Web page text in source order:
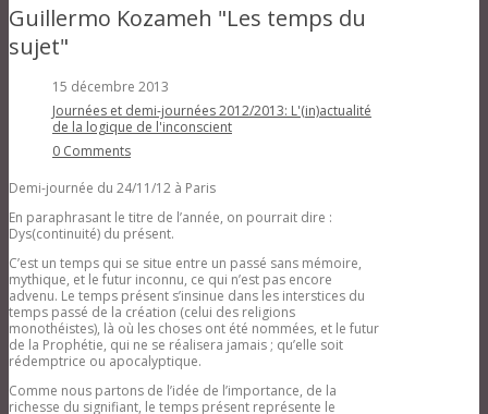
Évènements
Congrès annuel
Présentiel et zoom
Paris Congrès bilingue: « Que croire?
»- 5 et 6 octobre 2024- Présentiel et
octobre 2023
Séminaires de psychanalyse à Paris
Demi-journées Paris et région
Demi journée d’étude – Samedi 18
janvier 2025 – Les conceptions
modernes de l’évitement du manque
chez les enfants- Présentiel et zoom
Demi journée d’étude – Samedi 24 mai
2025 – Les conceptions modernes de
l’évitement du manque chez les
psychoses- par zoom
Colloques auxquels participe AF
XXXII Journées de clinique -30
novembre 2024-Alicante- présentiel et
Guillermo Kozameh "Les temps du
sujet"
15 décembre 2013
Journées et demi-journées 2012/2013: L'(in)actualité
de la logique de l'inconscient
0 Comments
Demi-journée du 24/11/12 à Paris
En paraphrasant le titre de l’année, on pourrait dire :
Dys(continuité) du présent.
C’est un temps qui se situe entre un passé sans mémoire,
mythique, et le futur inconnu, ce qui n’est pas encore
advenu. Le temps présent s’insinue dans les interstices du
temps passé de la création (celui des religions
monothéistes), là où les choses ont été nommées, et le futur
de la Prophétie, qui ne se réalisera jamais ; qu’elle soit
rédemptrice ou apocalyptique.
Comme nous partons de l’idée de l’importance, de la
richesse du signifiant, le temps présent représente le